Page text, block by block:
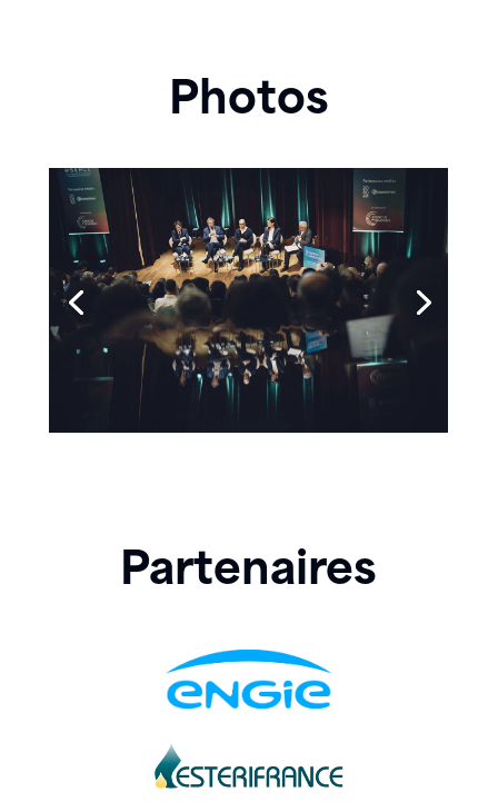
Photos
Partenaires